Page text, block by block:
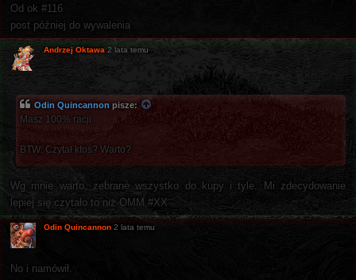
Od ok #116
post później do wywalenia
Andrzej Oktawa 2 lata temu
Odin Quincannonpisze:
Masz 100% racji.
BTW: Czytał ktoś? Warto?
Wg mnie warto, zebrane wszystko do kupy i tyle. Mi zdecydowanie
lepiej się czytało to niż OMM #XX
Odin Quincannon 2 lata temu
No i namówił.